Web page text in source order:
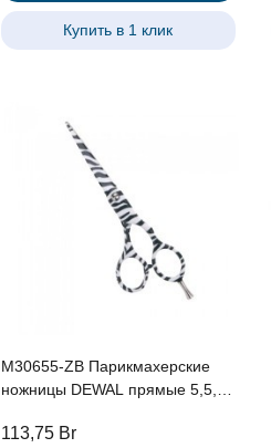
Купить в 1 клик
M30655-ZB Парикмахерские
ножницы DEWAL прямые 5,5,
113,75 Br